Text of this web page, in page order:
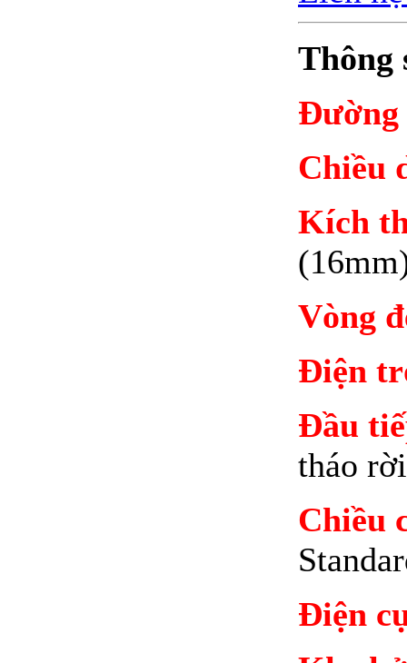
Chiều
Kích
Vòng
Điện
Đầu
tháo rời
Chiều
Điện